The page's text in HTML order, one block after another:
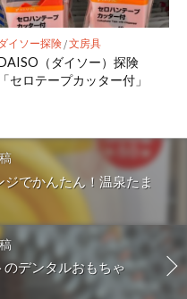
イソー探険/文房具
（ダイソー）探険
「セロテープカッター付」
ジでかんたん！温泉たま
のデンタルおもちゃ